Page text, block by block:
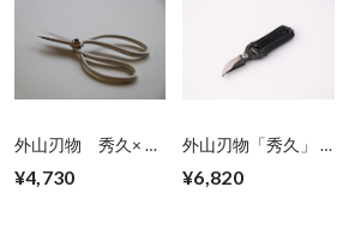
外山刃物 秀久× 鶴
鋏 ホワイト(1丁)
¥4,730
外山刃物「秀久」 ×
鋏 ブラック(1丁)
¥6,820